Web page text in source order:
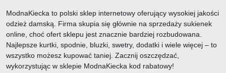
ModnaKiecka to polski sklep internetowy oferujący wysokiej jakości
odzież damską. Firma skupia się głównie na sprzedaży sukienek
online, choć ofert sklepu jest znacznie bardziej rozbudowana.
Najlepsze kurtki, spodnie, bluzki, swetry, dodatki i wiele więcej – to
wszystko możesz kupować taniej. Zacznij oszczędzać,
wykorzystując w sklepie ModnaKiecka kod rabatowy!